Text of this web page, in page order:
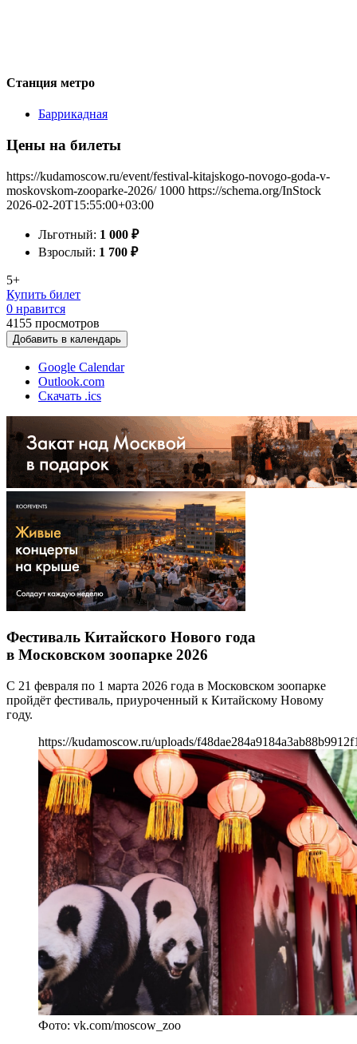
Станция метро
Баррикадная
Цены на билеты
https://kudamoscow.ru/event/festival-kitajskogo-novogo-goda-v-
moskovskom-zooparke-2026/ 1000 https://schema.org/InStock
2026-02-20T15:55:00+03:00
Льготный: 1 000 ₽
Взрослый: 1 700 ₽
5+
Купить билет
0 нравится
4155 просмотров
Добавить в календарь
Google Calendar
Outlook.com
Скачать .ics
Фестиваль Китайского Нового года
в Московском зоопарке 2026
С 21 февраля по 1 марта 2026 года в Московском зоопарке
пройдёт фестиваль, приуроченный к Китайскому Новому
году.
https://kudamoscow.ru/uploads/
Фото: vk.com/moscow_zoo